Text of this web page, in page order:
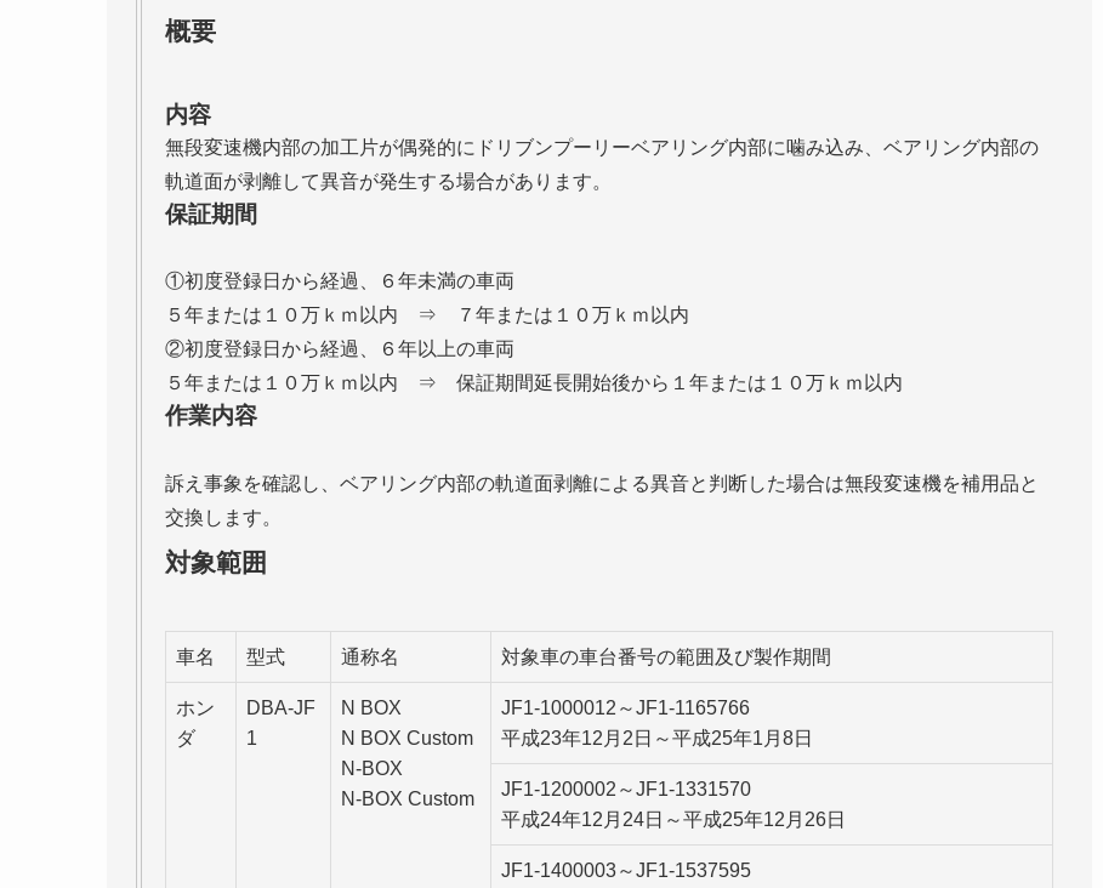
概要
内容
無段変速機内部の加工片が偶発的にドリブンプーリーベアリング内部に噛み込み、ベアリング内部の
軌道面が剥離して異音が発生する場合があります。
保証期間
①初度登録日から経過、６年未満の車両
５年または１０万ｋｍ以内 ⇒ ７年または１０万ｋｍ以内
②初度登録日から経過、６年以上の車両
５年または１０万ｋｍ以内 ⇒ 保証期間延長開始後から１年または１０万ｋｍ以内
作業内容
訴え事象を確認し、ベアリング内部の軌道面剥離による異音と判断した場合は無段変速機を補用品と
交換します。
対象範囲
車名 型式 通称名 対象車の車台番号の範囲及び製作期間
ホン
ダ
DBA-JF
1
N BOX
N BOX Custom
N-BOX
N-BOX Custom
JF1-1000012～JF1-1165766
平成23年12月2日～平成25年1月8日
JF1-1200002～JF1-1331570
平成24年12月24日～平成25年12月26日
JF1-1400003～JF1-1537595